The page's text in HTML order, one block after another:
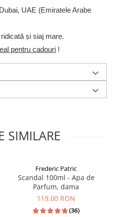
UAE (Emiratele Arabe
și siaj mare.
pentru cadouri !
SIMILARE
Frederic Patric
Scandal 100ml - Apa de
Parfum, dama
119,00 RON
(36)